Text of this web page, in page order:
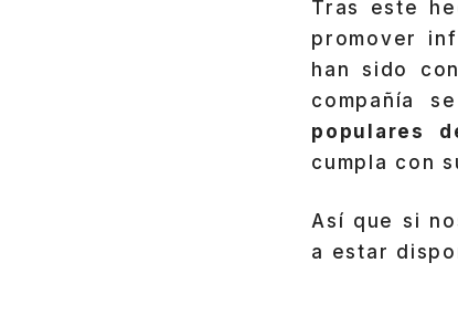
Tras este
promover
han sido
compañía
populares
cumpla con
Así que si
a estar